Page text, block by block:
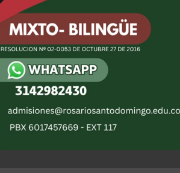
de información para la
de desarrollo de los estudiantes.
cuyo objetivo es la mejora de toda
debilidades como a quienes
igualmente importantes, para la
de la evaluación del desempeño de
a nivel Congregacional, nacional e